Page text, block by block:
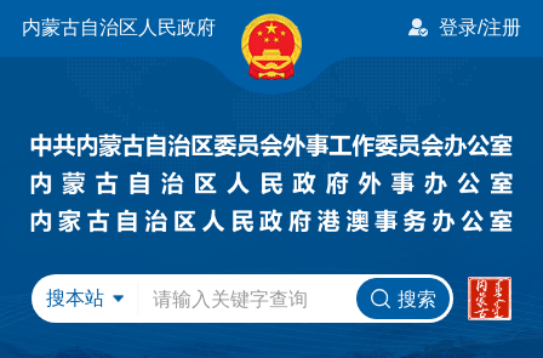
内蒙古自治区人民政府 登录/注册
搜本站 搜索